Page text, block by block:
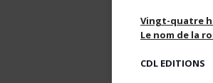
Vingt-quatre
Le nom de la
CDL EDITIONS